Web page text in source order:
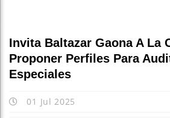
Invita Baltazar Gaona A La
Proponer Perfiles Para
Especiales
01 Jul 2025